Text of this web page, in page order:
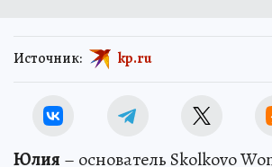
Источник: kp.ru
Юлия – основатель Skolkovo